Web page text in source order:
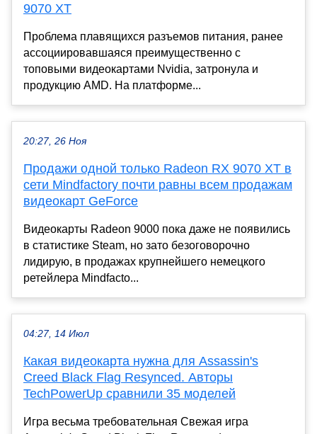
9070 XT
Проблема плавящихся разъемов питания, ранее
ассоциировавшаяся преимущественно с
топовыми видеокартами Nvidia, затронула и
продукцию AMD. На платформе...
20:27, 26 Ноя
Продажи одной только Radeon RX 9070 XT в
сети Mindfactory почти равны всем продажам
видеокарт GeForce
Видеокарты Radeon 9000 пока даже не появились
в статистике Steam, но зато безоговорочно
лидирую, в продажах крупнейшего немецкого
ретейлера Mindfacto...
04:27, 14 Июл
Какая видеокарта нужна для Assassin's
Creed Black Flag Resynced. Авторы
TechPowerUp сравнили 35 моделей
Игра весьма требовательная Свежая игра